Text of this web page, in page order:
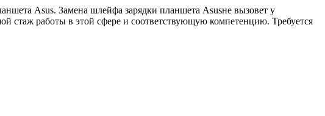
Asus. Замена шлейфа зарядки планшета Asusне вызовет у
стаж работы в этой сфере и соответствующую компетенцию. Требуется